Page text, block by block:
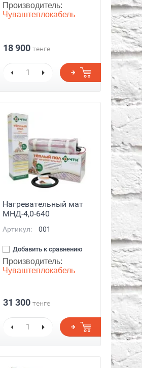
Производитель:
Чуваштеплокабель
18 900 тенге
Нагревательный мат
МНД-4,0-640
Артикул: 001
Добавить к сравнению
Производитель:
Чуваштеплокабель
31 300 тенге